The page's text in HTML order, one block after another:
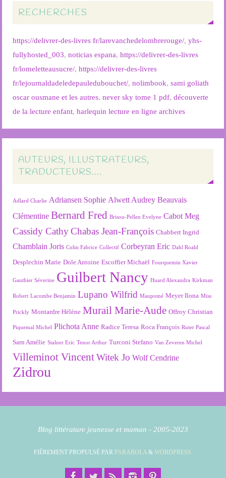
RECHERCHES
https://delivrer-des-livres fr/larevanchedelombrerouge/,yhs-
fullyhosted_003,noticias espana,https://delivrer-des-livres
fr/lomeletteausucre/,https://delivrer-des-livres
fr/lejournaldadeledepauledubouchet/,nolimbook,sami goliath
oscar ousmane et les autres,never sky tome 1 pdf,découverte
de la lecture enfant,harlequin lecture en ligne archives
AUTEURS, ILLUSTRATEURS,
TRADUCTEURS….
Adlard Charlie Adriansen Sophie Alwett Audrey Beauvais
Clémentine Bernard Fred Brisou-Pellen Evelyne Cabot Meg
Cassidy Cathy Chabas Jean-François Chabbert Ingrid
Chamblain Joris Colin Fabrice Collectif Corbeyran Eric Dahl Roald
Desplechin Marie Dole Antoine Escoffier Michaël Fourquemin Xavier
Gauthier Séverine Guilbert Nancy Huard Alexandra Kirkman
Robert Lacombe Benjamin Lupano Wilfrid Maupomé Meyer Ilona Miss
Prickly Montardre Hélène Murail Marie-Aude Offroy Christian
Piquemal Michel Plichota Anne Radice Teresa Roca François Ruter Pascal
Sarn Amélie Stalner Eric Tenor Arthur Turconi Stefano Van Zeveren Michel
Villeminot Vincent Witek Jo Wolf Cendrine
Zidrou
Blog littérature jeunesse et maman - 2005-2023
FIÈREMENT PROPULSÉ PAR PARABOLA & WORDPRESS.